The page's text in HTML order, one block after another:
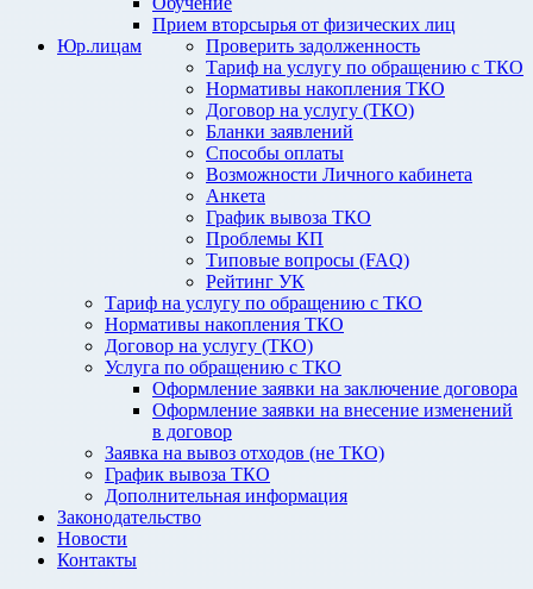
Прием вторсырья от физических лиц
Проверить задолженность
Тариф на услугу по обращению с ТКО
Нормативы накопления ТКО
Договор на услугу (ТКО)
Бланки заявлений
Способы оплаты
Возможности Личного кабинета
Анкета
График вывоза ТКО
Проблемы КП
Типовые вопросы (FAQ)
Рейтинг УК
Юр.лицам
Тариф на услугу по обращению с ТКО
Нормативы накопления ТКО
Договор на услугу (ТКО)
Услуга по обращению с ТКО
Оформление заявки на заключение договора
Оформление заявки на внесение изменений
в договор
Заявка на вывоз отходов (не ТКО)
График вывоза ТКО
Дополнительная информация
Законодательство
Новости
Контакты